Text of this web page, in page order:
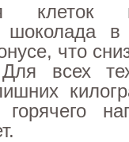
клеток
шоколада
что
всех